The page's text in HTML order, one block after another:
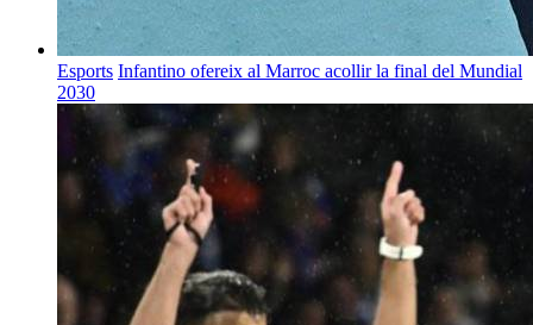
Esports Infantino ofereix al Marroc acollir la final del Mundial
2030